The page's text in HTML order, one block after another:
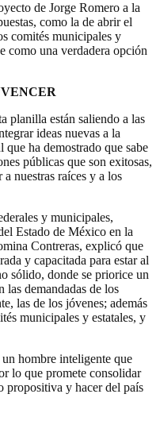
de Jorge Romero a la
como la de abrir el
comités municipales y
como una verdadera opción
planilla están saliendo a las
ideas nuevas a la
ha demostrado que sabe
públicas que son exitosas,
nuestras raíces y a los
y municipales,
Estado de México en la
Contreras, explicó que
y capacitada para estar al
sólido, donde se priorice un
las demandadas de los
las de los jóvenes; además
municipales y estatales, y
hombre inteligente que
lo que promete consolidar
propositiva y hacer del país